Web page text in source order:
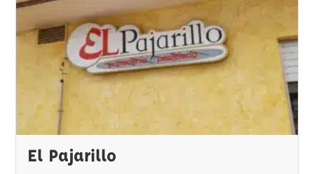
El Pajarillo